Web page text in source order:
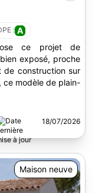
: A
ce projet de
exposé, proche
de construction sur
ce modèle de plain-
18/07/2026
Maison neuve